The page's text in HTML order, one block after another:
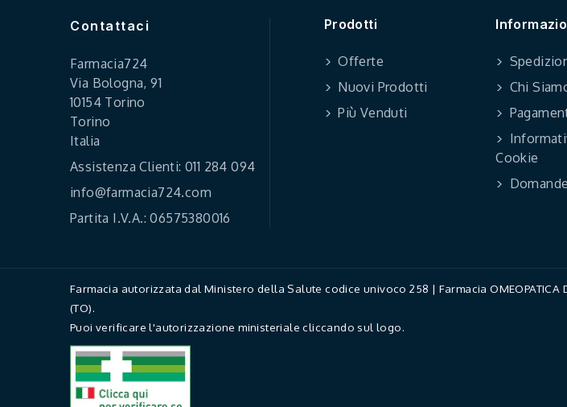
Contattaci
Farmacia724
Via Bologna, 91
10154 Torino
Torino
Italia
Assistenza Clienti: 011 284 094
info@farmacia724.com
Partita I.V.A.: 06575380016
Prodotti
Offerte
Nuovi Prodotti
Più Venduti
Chi
Cookie
Farmacia autorizzata dal Ministero della Salute codice univoco 258 | Farmacia OMEOPATICA
(TO).
Puoi verificare l'autorizzazione ministeriale cliccando sul logo.